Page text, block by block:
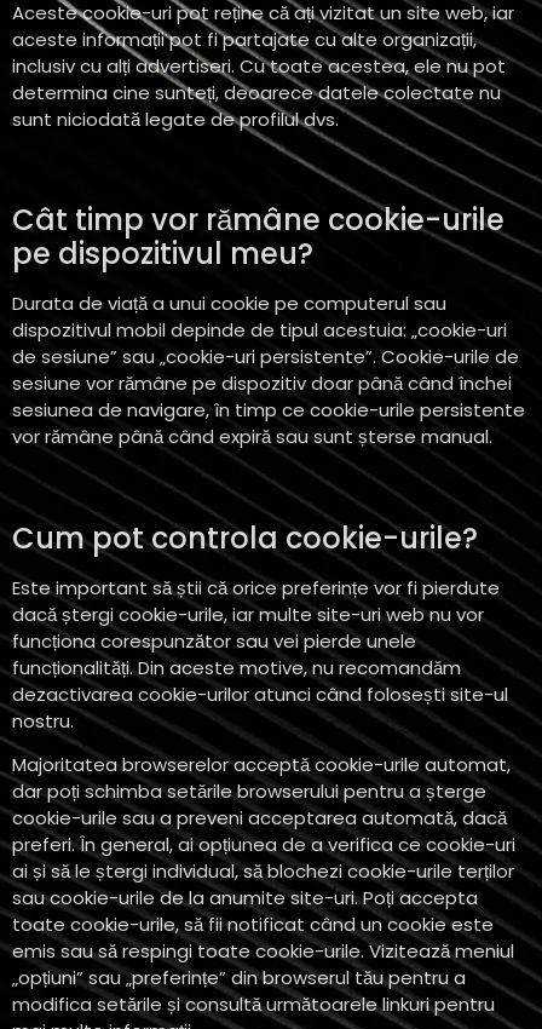
Aceste cookie-uri pot reține că ați vizitat un site web, iar
aceste informații pot fi partajate cu alte organizații,
inclusiv cu alți advertiseri. Cu toate acestea, ele nu pot
determina cine sunteți, deoarece datele colectate nu
sunt niciodată legate de profilul dvs.
Cât timp vor rămâne cookie-urile
pe dispozitivul meu?
Durata de viață a unui cookie pe computerul sau
dispozitivul mobil depinde de tipul acestuia: „cookie-uri
de sesiune” sau „cookie-uri persistente”. Cookie-urile de
sesiune vor rămâne pe dispozitiv doar până când închei
sesiunea de navigare, în timp ce cookie-urile persistente
vor rămâne până când expiră sau sunt șterse manual.
Cum pot controla cookie-urile?
Este important să știi că orice preferințe vor fi pierdute
dacă ștergi cookie-urile, iar multe site-uri web nu vor
funcționa corespunzător sau vei pierde unele
funcționalități. Din aceste motive, nu recomandăm
dezactivarea cookie-urilor atunci când folosești site-ul
nostru.
Majoritatea browserelor acceptă cookie-urile automat,
dar poți schimba setările browserului pentru a șterge
cookie-urile sau a preveni acceptarea automată, dacă
preferi. În general, ai opțiunea de a verifica ce cookie-uri
ai și să le ștergi individual, să blochezi cookie-urile terților
sau cookie-urile de la anumite site-uri. Poți accepta
toate cookie-urile, să fii notificat când un cookie este
emis sau să respingi toate cookie-urile. Vizitează meniul
„opțiuni” sau „preferințe” din browserul tău pentru a
modifica setările și consultă următoarele linkuri pentru